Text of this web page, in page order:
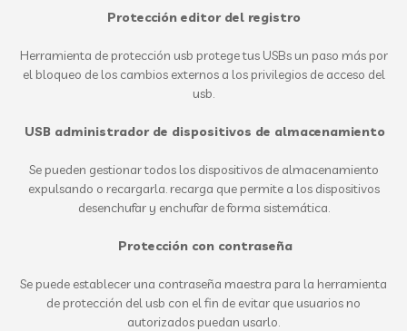
Protección editor del registro
Herramienta de protección usb protege tus USBs un paso más por
el bloqueo de los cambios externos a los privilegios de acceso del
usb.
USB administrador de dispositivos de almacenamiento
Se pueden gestionar todos los dispositivos de almacenamiento
expulsando o recargarla. recarga que permite a los dispositivos
desenchufar y enchufar de forma sistemática.
Protección con contraseña
Se puede establecer una contraseña maestra para la herramienta
de protección del usb con el fin de evitar que usuarios no
autorizados puedan usarlo.